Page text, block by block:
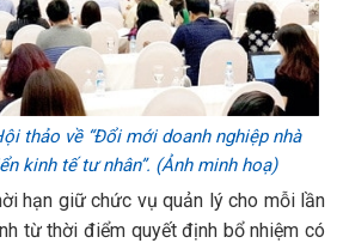
thảo về “Đổi mới doanh nghiệp nhà
kinh tế tư nhân”. (Ảnh minh hoạ)
hạn giữ chức vụ quản lý cho mỗi lần
từ thời điểm quyết định bổ nhiệm có